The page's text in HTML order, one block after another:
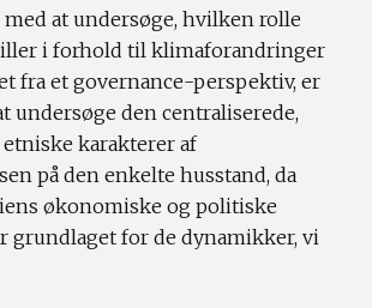
at undersøge, hvilken rolle
i forhold til klimaforandringer
fra et governance-perspektiv, er
undersøge den centraliserede,
karakterer af
på den enkelte husstand, da
økonomiske og politiske
grundlaget for de dynamikker, vi